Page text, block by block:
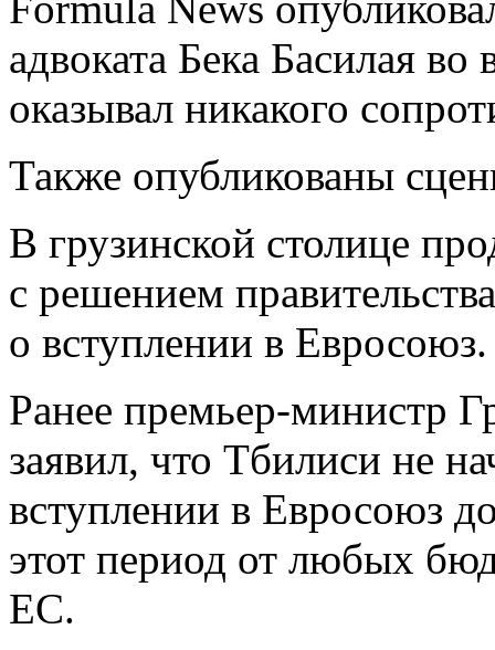
адвоката Бека Басилая
оказывал никакого
Также опубликованы
В грузинской столице
с решением
о вступлении в Евросоюз.
Ранее премьер-министр
заявил, что Тбилиси не
вступлении в Евросоюз
этот период от любых
ЕС.